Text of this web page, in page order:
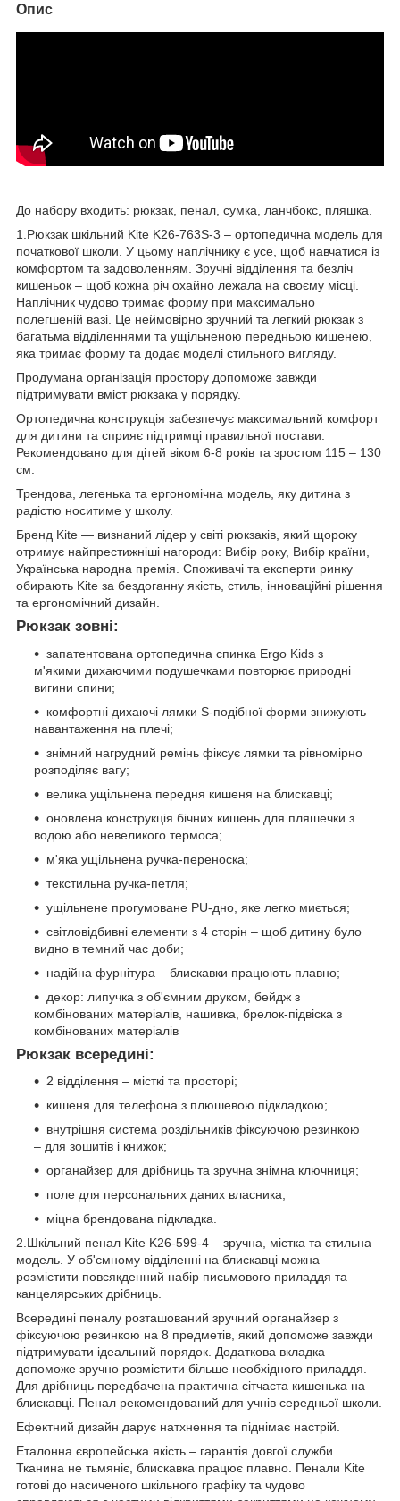
Опис
До набору входить: рюкзак, пенал, сумка, ланчбокс, пляшка.
1.Рюкзак шкільний Kite K26-763S-3 – ортопедична модель для
початкової школи. У цьому наплічнику є усе, щоб навчатися із
комфортом та задоволенням. Зручні відділення та безліч
кишеньок – щоб кожна річ охайно лежала на своєму місці.
Наплічник чудово тримає форму при максимально
полегшеній вазі. Це неймовірно зручний та легкий рюкзак з
багатьма відділеннями та ущільненою передньою кишенею,
яка тримає форму та додає моделі стильного вигляду.
Продумана організація простору допоможе завжди
підтримувати вміст рюкзака у порядку.
Ортопедична конструкція забезпечує максимальний комфорт
для дитини та сприяє підтримці правильної постави.
Рекомендовано для дітей віком 6-8 років та зростом 115 – 130
см.
Трендова, легенька та ергономічна модель, яку дитина з
радістю носитиме у школу.
Бренд Kite — визнаний лідер у світі рюкзаків, який щороку
отримує найпрестижніші нагороди: Вибір року, Вибір країни,
Українська народна премія. Споживачі та експерти ринку
обирають Kite за бездоганну якість, стиль, інноваційні рішення
та ергономічний дизайн.
Рюкзак зовні:
запатентована ортопедична спинка Ergo Kids з
м'якими дихаючими подушечками повторює природні
вигини спини;
комфортні дихаючі лямки S-подібної форми знижують
навантаження на плечі;
знімний нагрудний ремінь фіксує лямки та рівномірно
розподіляє вагу;
велика ущільнена передня кишеня на блискавці;
оновлена конструкція бічних кишень для пляшечки з
водою або невеликого термоса;
м'яка ущільнена ручка-переноска;
текстильна ручка-петля;
ущільнене прогумоване PU-дно, яке легко миється;
світловідбивні елементи з 4 сторін – щоб дитину було
видно в темний час доби;
надійна фурнітура – блискавки працюють плавно;
декор: липучка з об'ємним друком, бейдж з
комбінованих матеріалів, нашивка, брелок-підвіска з
комбінованих матеріалів
Рюкзак всередині:
2 відділення – місткі та просторі;
кишеня для телефона з плюшевою підкладкою;
внутрішня система роздільників фіксуючою резинкою
– для зошитів і книжок;
органайзер для дрібниць та зручна знімна ключниця;
поле для персональних даних власника;
міцна брендована підкладка.
2.Шкільний пенал Kite K26-599-4 – зручна, містка та стильна
модель. У об'ємному відділенні на блискавці можна
розмістити повсякденний набір письмового приладдя та
канцелярських дрібниць.
Всередині пеналу розташований зручний органайзер з
фіксуючою резинкою на 8 предметів, який допоможе завжди
підтримувати ідеальний порядок. Додаткова вкладка
допоможе зручно розмістити більше необхідного приладдя.
Для дрібниць передбачена практична сітчаста кишенька на
блискавці. Пенал рекомендований для учнів середньої школи.
Ефектний дизайн дарує натхнення та піднімає настрій.
Еталонна європейська якість – гарантія довгої служби.
Тканина не тьмяніє, блискавка працює плавно. Пенали Kite
готові до насиченого шкільного графіку та чудово